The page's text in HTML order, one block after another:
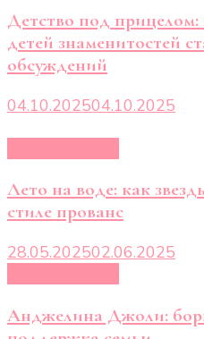
Детство под
детей знаменитостей
обсуждений
04.10.202504.10.2025
Лето на воде: как
стиле прованс
28.05.202502.06.2025
Анджелина Джоли: